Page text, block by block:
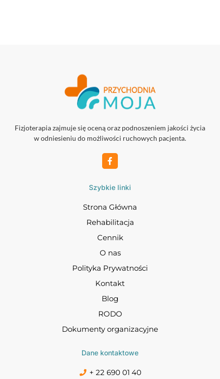
Fizjoterapia zajmuje się oceną oraz podnoszeniem jakości życia
w odniesieniu do możliwości ruchowych pacjenta.
Szybkie linki
Strona Główna
Rehabilitacja
Cennik
O nas
Polityka Prywatności
Kontakt
Blog
RODO
Dokumenty organizacyjne
Dane kontaktowe
+ 22 690 01 40